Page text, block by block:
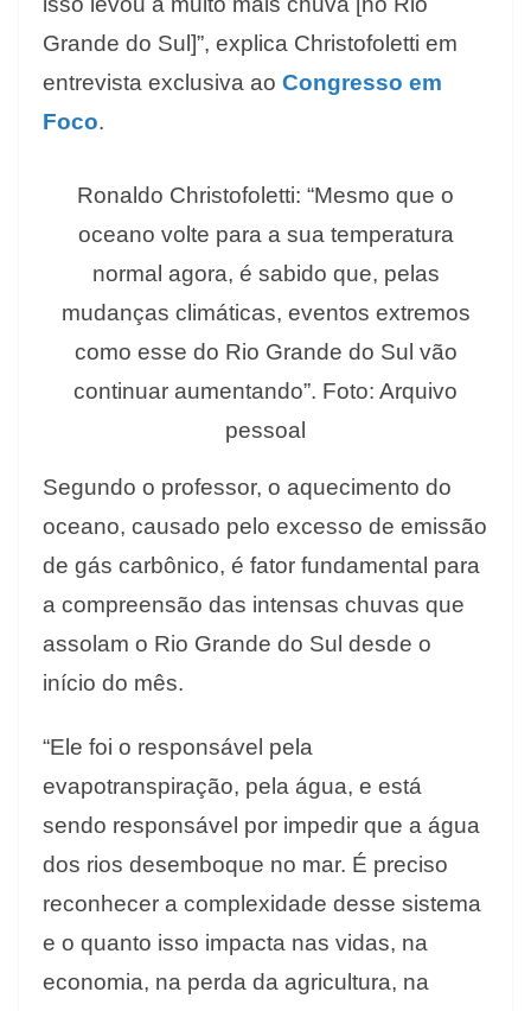
Grande do Sul]”, explica Christofoletti em
entrevista exclusiva ao Congresso em
Foco.
Ronaldo Christofoletti: “Mesmo que o
oceano volte para a sua temperatura
normal agora, é sabido que, pelas
mudanças climáticas, eventos extremos
como esse do Rio Grande do Sul vão
continuar aumentando”. Foto: Arquivo
pessoal
Segundo o professor, o aquecimento do
oceano, causado pelo excesso de emissão
de gás carbônico, é fator fundamental para
a compreensão das intensas chuvas que
assolam o Rio Grande do Sul desde o
início do mês.
“Ele foi o responsável pela
evapotranspiração, pela água, e está
sendo responsável por impedir que a água
dos rios desemboque no mar. É preciso
reconhecer a complexidade desse sistema
e o quanto isso impacta nas vidas, na
economia, na perda da agricultura, na